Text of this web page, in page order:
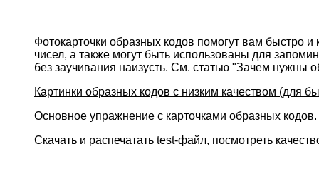
Фотокарточки образных кодов помогут вам быстро
чисел, а также могут быть использованы для
без заучивания наизусть. См. статью "Зачем нужны
Картинки образных кодов с низким качеством (для
Основное упражнение с карточками образных
Скачать и распечатать test-файл, посмотреть